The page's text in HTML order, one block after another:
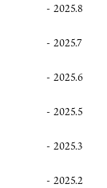
2025.8
2025.7
2025.6
2025.5
2025.3
2025.2